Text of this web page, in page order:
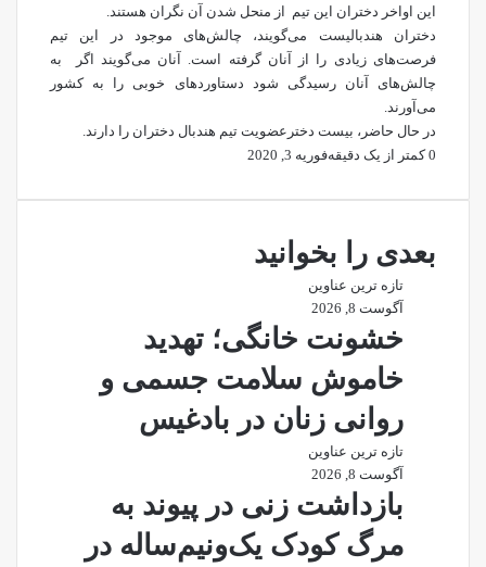
این اواخر دختران این تیم از منحل شدن آن نگران هستند.
دختران هندبالیست می‌گویند، چالش‌های موجود در این تیم
فرصت‌های زیادی را از آنان گرفته است. آنان می‌گویند اگر به
چالش‌های آنان رسیدگی شود دستاورد‌های خوبی را به کشور
می‌آورند.
در حال حاضر، بیست دخترعضویت تیم هندبال دختران را دارند.
فوریه 3, 2020
0کمتر از یک دقیقه
بعدی را بخوانید
تازه ترین عناوین
آگوست 8, 2026
خشونت خانگی؛ تهدید
خاموش سلامت جسمی و
روانی زنان در بادغیس
تازه ترین عناوین
آگوست 8, 2026
بازداشت زنی در پیوند به
مرگ کودک یک‌ونیم‌ساله در